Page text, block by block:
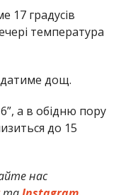
17 градусів
температура
дощ.
а в обідню пору
до 15
нас